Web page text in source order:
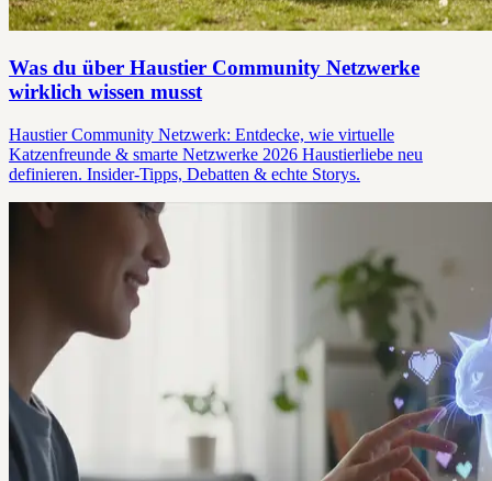
Was du über Haustier Community Netzwerke
wirklich wissen musst
Haustier Community Netzwerk: Entdecke, wie virtuelle
Katzenfreunde & smarte Netzwerke 2026 Haustierliebe neu
definieren. Insider-Tipps, Debatten & echte Storys.